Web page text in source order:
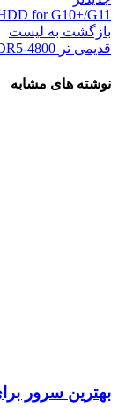
for G10+/G11
بازگشت به لیست
قدیمی تر 4800
نوشته های مشابه
بهترین سرور